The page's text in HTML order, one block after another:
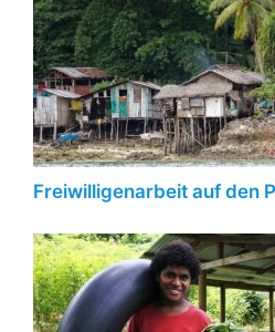
Freiwilligenarbeit auf den